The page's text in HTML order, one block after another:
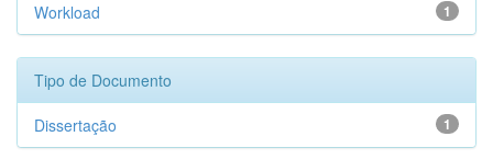
1
Workload
Tipo de Documento
1
Dissertação